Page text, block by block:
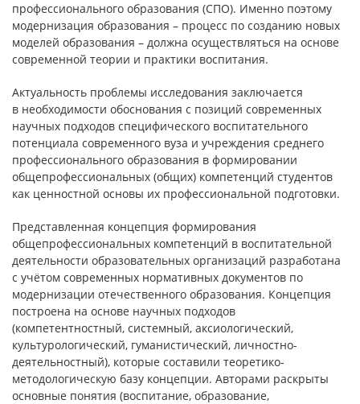
профессионального образования (СПО). Именно поэтому
модернизация образования – процесс по созданию новых
моделей образования – должна осуществляться на основе
современной теории и практики воспитания.
Актуальность проблемы исследования заключается
в необходимости обоснования с позиций современных
научных подходов специфического воспитательного
потенциала современного вуза и учреждения среднего
профессионального образования в формировании
общепрофессиональных (общих) компетенций студентов
как ценностной основы их профессиональной подготовки.
Представленная концепция формирования
общепрофессиональных компетенций в воспитательной
деятельности образовательных организаций разработана
с учётом современных нормативных документов по
модернизации отечественного образования. Концепция
построена на основе научных подходов
(компетентностный, системный, аксиологический,
культурологический, гуманистический, личностно-
деятельностный), которые составили теоретико-
методологическую базу концепции. Авторами раскрыты
основные понятия (воспитание, образование,